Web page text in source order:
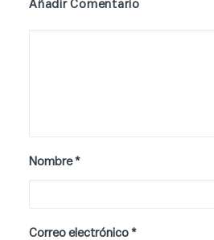
Añadir Comentario
Nombre*
Correo electrónico *